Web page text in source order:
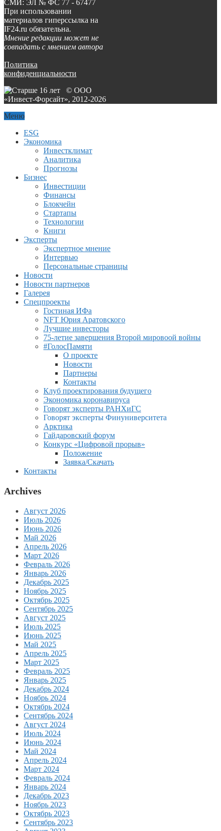
СМИ: ЭЛ № ФС 77 - 67477
При использовании
материалов гиперссылка на
IF24.ru обязательна.
Мнение редакции может не
совпадать с мнением автора
Политика
конфиденциальности
© ООО
«Инвест-Форсайт», 2012-2026
Меню
ESG
Экономика
Инвестклимат
Аналитика
Прогнозы
Бизнес
Инвестиции
Финансы
Блокчейн
Стартапы
Технологии
Книги
Эксперты
Экспертное мнение
Интервью
Персональные страницы
Новости
Новости партнеров
Галерея
Спецпроекты
Гостиная ИФа
NFT Юрия Аратовского
Лучшие инвесторы
75-летие завершения Второй мировоой войны
#ГолосПамяти
О проекте
Новости
Партнеры
Контакты
Клуб проектирования будущего
Экономика коронавируса
Говорят эксперты РАНХиГС
Говорят эксперты Финуниверситета
Арктика
Гайдаровский форум
Конкурс «Цифровой прорыв»
Положение
Заявка/Скачать
Контакты
Archives
Август 2026
Июль 2026
Июнь 2026
Май 2026
Апрель 2026
Март 2026
Февраль 2026
Январь 2026
Декабрь 2025
Ноябрь 2025
Октябрь 2025
Сентябрь 2025
Август 2025
Июль 2025
Июнь 2025
Май 2025
Апрель 2025
Март 2025
Февраль 2025
Январь 2025
Декабрь 2024
Ноябрь 2024
Октябрь 2024
Сентябрь 2024
Август 2024
Июль 2024
Июнь 2024
Май 2024
Апрель 2024
Март 2024
Февраль 2024
Январь 2024
Декабрь 2023
Ноябрь 2023
Октябрь 2023
Сентябрь 2023